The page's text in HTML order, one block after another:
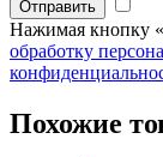
Нажимая кнопку
обработку
Похожие